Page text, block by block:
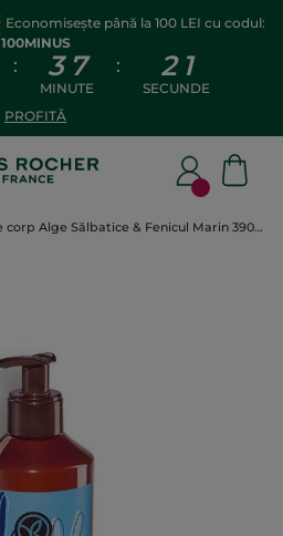
Economisește până la 100 LEI cu codul:
100MINUS
: 3 7
MINUTE
: 2 1
SECUNDE
PROFITĂ
Lapte de corp Alge Sălbatice & Fenicul Marin 390ml